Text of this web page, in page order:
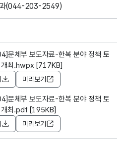
(044-203-2549)
문체부 보도자료-한복 분야 정책 토
개최.hwpx [717KB]
미리보기
문체부 보도자료-한복 분야 정책 토
개최.pdf [195KB]
미리보기